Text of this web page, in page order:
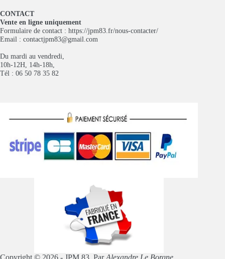
CONTACT
Vente en ligne uniquement
Formulaire de contact : https://jpm83.fr/nous-contacter/
Email : contactjpm83@gmail.com
Du mardi au vendredi,
10h-12H, 14h-18h,
Tél : 06 50 78 35 82
Copyright © 2026 - JPM 83. Par Alexandre Le Borgne